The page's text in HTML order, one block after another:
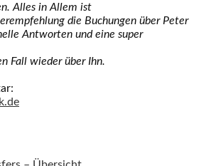
Alles in Allem ist
die Buchungen über Peter
Antworten und eine super
Fall wieder über Ihn.